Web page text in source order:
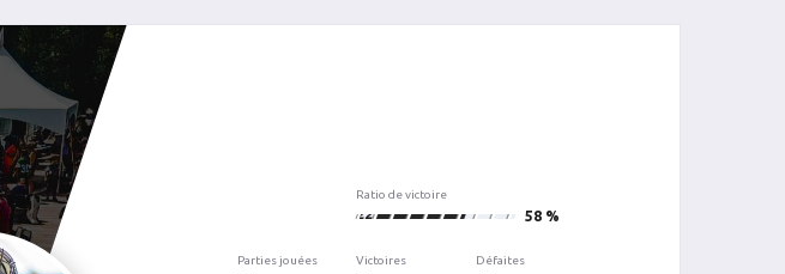
Ratio de victoire
22 58 %
Parties jouées Victoires Défaites